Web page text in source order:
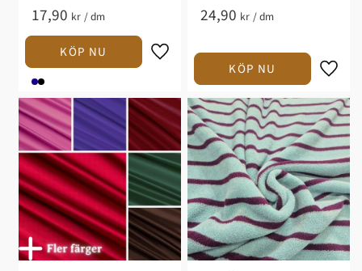
17,90 kr /dm 24,90 kr /dm